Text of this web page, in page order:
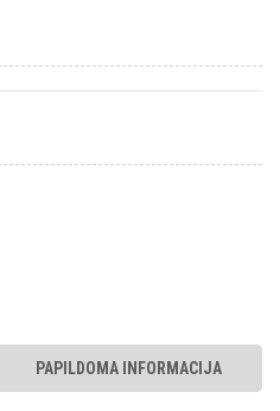
PAPILDOMA INFORMACIJA